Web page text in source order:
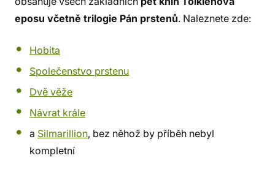
eposu včetně trilogie Pán prstenů. Naleznete zde:
Hobita
Společenstvo prstenu
Dvě věže
Návrat krále
a Silmarillion, bez něhož by příběh nebyl
kompletní